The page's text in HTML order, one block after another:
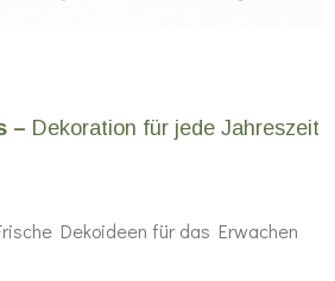
– Dekoration für jede Jahreszeit
Dekoideen für das Erwachen